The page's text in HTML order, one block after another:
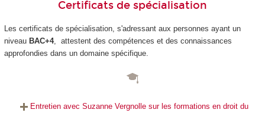
Certificats de spécialisation
Les certificats de spécialisation, s'adressant aux personnes ayant un
niveau BAC+4, attestent des compétences et des connaissances
approfondies dans un domaine spécifique.
Entretien avec Suzanne Vergnolle sur les formations en droit du